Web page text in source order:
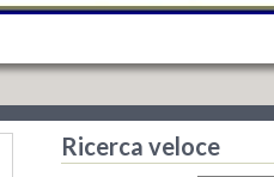
Ricerca veloce